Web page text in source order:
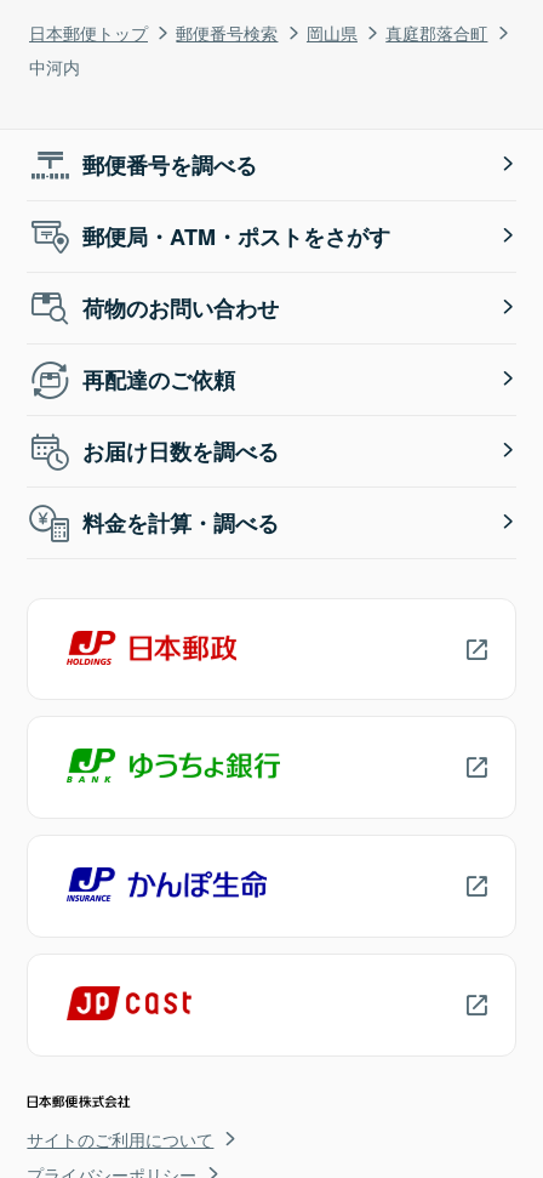
日本郵便トップ 郵便番号検索 岡山県
真庭郡落合町
中河内
郵便番号を調べる
郵便局・ATM・ポストをさがす
荷物のお問い合わせ
再配達のご依頼
お届け日数を調べる
料金を計算・調べる
サイトのご利用について